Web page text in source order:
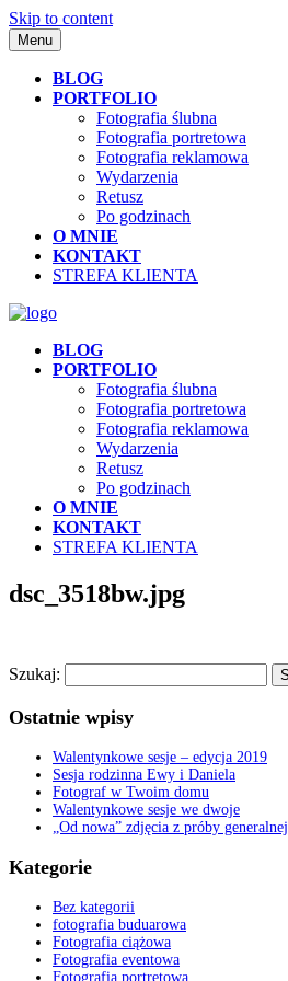
Skip to content
Menu
BLOG
PORTFOLIO
Fotografia ślubna
Fotografia portretowa
Fotografia reklamowa
Wydarzenia
Retusz
Po godzinach
O MNIE
KONTAKT
STREFA KLIENTA
BLOG
PORTFOLIO
Fotografia ślubna
Fotografia portretowa
Fotografia reklamowa
Wydarzenia
Retusz
Po godzinach
O MNIE
KONTAKT
STREFA KLIENTA
dsc_3518bw.jpg
Szukaj:
Ostatnie wpisy
Walentynkowe sesje – edycja 2019
Sesja rodzinna Ewy i Daniela
Fotograf w Twoim domu
Walentynkowe sesje we dwoje
„Od nowa” zdjęcia z próby generalnej
Kategorie
Bez kategorii
fotografia buduarowa
Fotografia ciążowa
Fotografia eventowa
Fotografia portretowa